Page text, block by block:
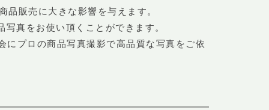
販売に大きな影響を与えます。
真をお使い頂くことができます。
にプロの商品写真撮影で高品質な写真をご依